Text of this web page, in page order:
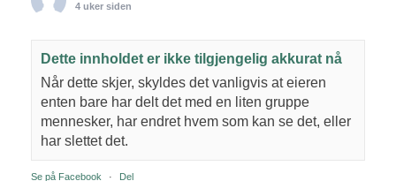
4 uker siden
Dette innholdet er ikke tilgjengelig akkurat nå
Når dette skjer, skyldes det vanligvis at eieren
enten bare har delt det med en liten gruppe
mennesker, har endret hvem som kan se det, eller
har slettet det.
Se på Facebook · Del